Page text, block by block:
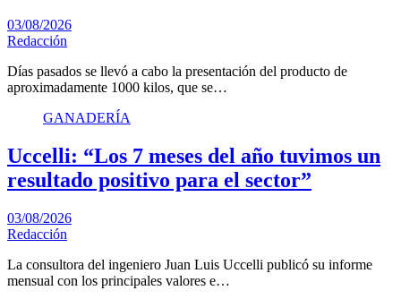
03/08/2026
Redacción
Días pasados se llevó a cabo la presentación del producto de
aproximadamente 1000 kilos, que se…
GANADERÍA
Uccelli: “Los 7 meses del año tuvimos un
resultado positivo para el sector”
03/08/2026
Redacción
La consultora del ingeniero Juan Luis Uccelli publicó su informe
mensual con los principales valores e…